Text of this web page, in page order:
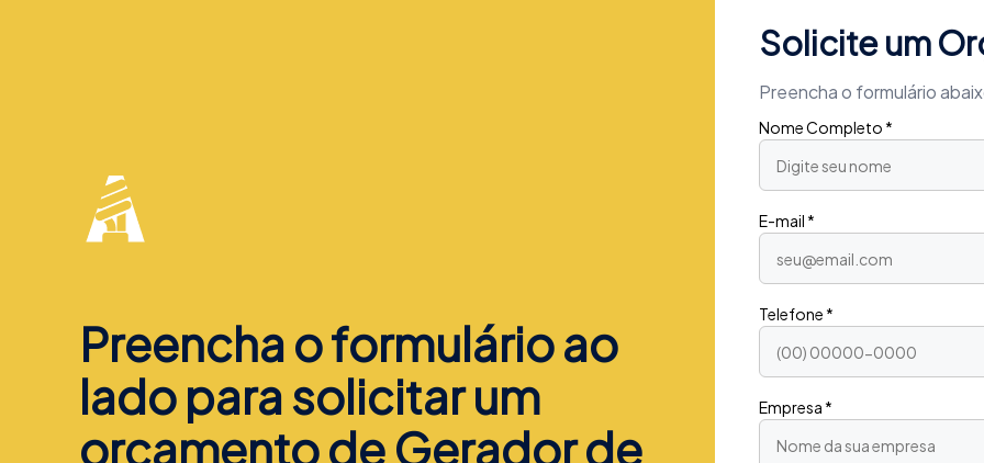
Preencha o formulário ao
lado para solicitar um
orçamento de Gerador de
Solicite um
Preencha o formulário
Nome Completo *
E-mail *
Telefone *
Empresa *